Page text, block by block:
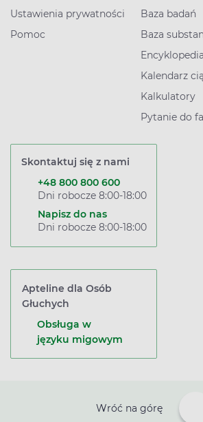
Ustawienia prywatności
Pomoc
Baza badań
Baza
Kalendarz
Kalkulatory
Pytanie do
Skontaktuj się z nami
+48 800 800 600
Dni robocze 8:00-18:00
Napisz do nas
Dni robocze 8:00-18:00
Apteline dla Osób
Głuchych
Obsługa w
języku migowym
Wróć na górę